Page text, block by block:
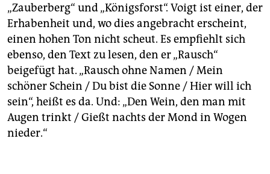
„Zauberberg“ und „Königsforst“. Voigt ist einer, der
Erhabenheit und, wo dies angebracht erscheint,
einen hohen Ton nicht scheut. Es empfiehlt sich
ebenso, den Text zu lesen, den er „Rausch“
beigefügt hat. „Rausch ohne Namen / Mein
schöner Schein / Du bist die Sonne / Hier will ich
sein“, heißt es da. Und: „Den Wein, den man mit
Augen trinkt / Gießt nachts der Mond in Wogen
nieder.“